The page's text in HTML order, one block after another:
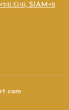
દાવા, SIAMના